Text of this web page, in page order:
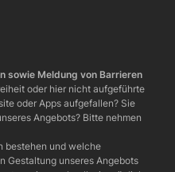
sowie Meldung von Barrieren
oder hier nicht aufgeführte
oder Apps aufgefallen? Sie
Angebots? Bitte nehmen
bestehen und welche
Gestaltung unseres Angebots